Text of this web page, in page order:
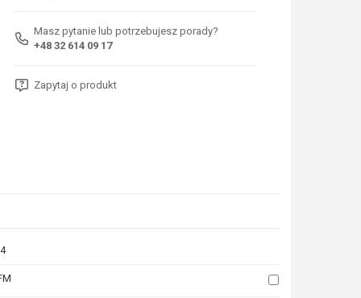
Masz pytanie lub potrzebujesz porady?
+48 32 614 09 17
Zapytaj o produkt